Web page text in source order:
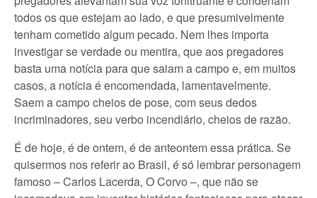
todos os que estejam ao lado, e que presumivelmente
tenham cometido algum pecado. Nem lhes importa
investigar se verdade ou mentira, que aos pregadores
basta uma notícia para que saiam a campo e, em muitos
casos, a notícia é encomendada, lamentavelmente.
Saem a campo cheios de pose, com seus dedos
incriminadores, seu verbo incendiário, cheios de razão.
É de hoje, é de ontem, é de anteontem essa prática. Se
quisermos nos referir ao Brasil, é só lembrar personagem
famoso – Carlos Lacerda, O Corvo –, que não se